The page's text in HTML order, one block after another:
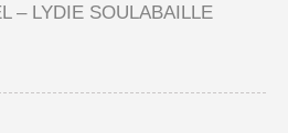
– LYDIE SOULABAILLE